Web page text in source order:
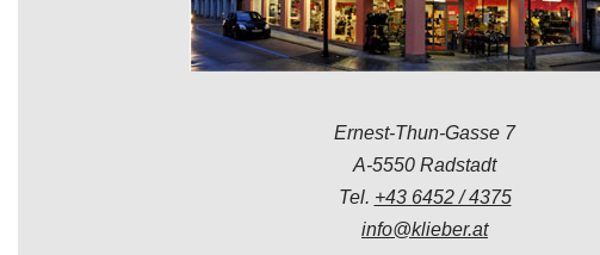
Ernest-Thun-Gasse 7
A-5550 Radstadt
Tel. +43 6452 / 4375
info@klieber.at